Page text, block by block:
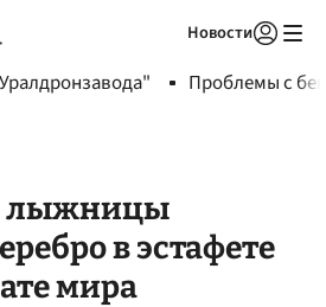
Новости
Проблемы с
лыжницы
в эстафете
мира